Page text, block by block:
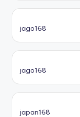
jago168
jago168
japan168